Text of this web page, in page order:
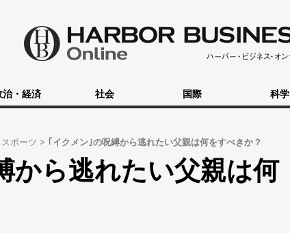
治・経済 社会 国際 科学
ポーツ ｢イクメン｣の呪縛から逃れたい父親は何をすべきか？
から逃れたい父親は何